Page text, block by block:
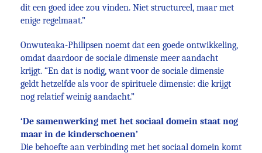
dit een goed idee zou vinden. Niet structureel, maar met
enige regelmaat.”
Onwuteaka-Philipsen noemt dat een goede ontwikkeling,
omdat daardoor de sociale dimensie meer aandacht
krijgt. “En dat is nodig, want voor de sociale dimensie
geldt hetzelfde als voor de spirituele dimensie: die krijgt
nog relatief weinig aandacht.”
‘De samenwerking met het sociaal domein staat nog
maar in de kinderschoenen’
Die behoefte aan verbinding met het sociaal domein komt